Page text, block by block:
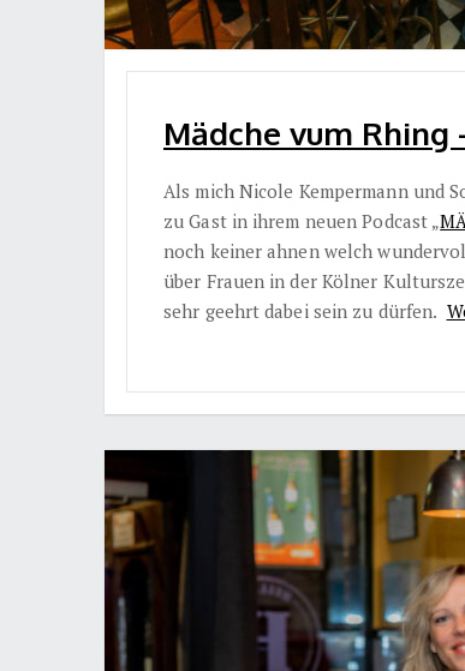
Mädche vum Rhing
Als mich Nicole Kempermann und
zu Gast in ihrem neuen Podcast „
noch keiner ahnen welch
über Frauen in der Kölner
sehr geehrt dabei sein zu dürfen.